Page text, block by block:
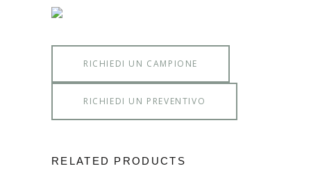
RICHIEDI UN CAMPIONE
RICHIEDI UN PREVENTIVO
RELATED PRODUCTS